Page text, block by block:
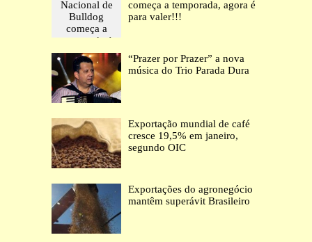
começa a temporada, agora é
para valer!!!
“Prazer por Prazer” a nova
música do Trio Parada Dura
Exportação mundial de café
cresce 19,5% em janeiro,
segundo OIC
Exportações do agronegócio
mantêm superávit Brasileiro